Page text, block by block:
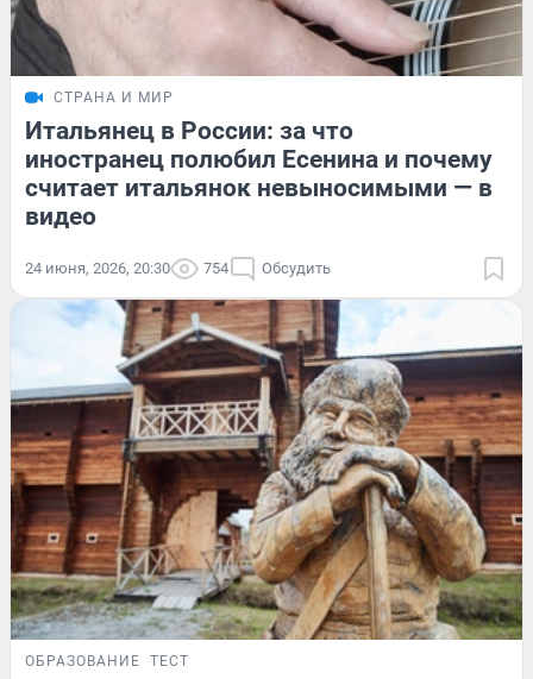
СТРАНА И МИР
Итальянец в России: за что
иностранец полюбил Есенина и почему
считает итальянок невыносимыми — в
видео
24 июня, 2026, 20:30 754 Обсудить
ОБРАЗОВАНИЕ ТЕСТ